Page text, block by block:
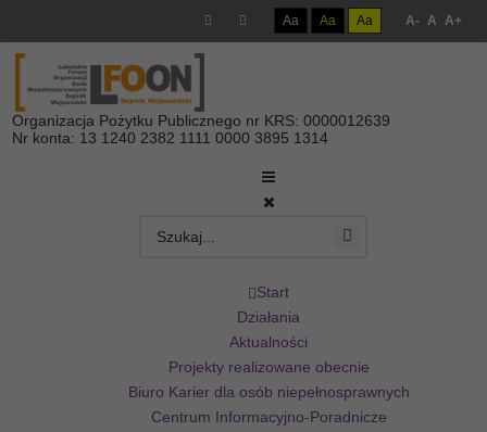
Aa Aa Aa A- A A+
Organizacja Pożytku Publicznego nr KRS: 0000012639
Nr konta: 13 1240 2382 1111 0000 3895 1314
Start
Działania
Aktualności
Projekty realizowane obecnie
Biuro Karier dla osób niepełnosprawnych
Centrum Informacyjno-Poradnicze